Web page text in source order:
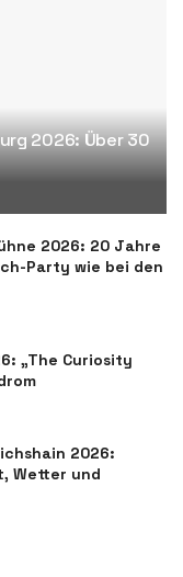
2026: Über 30
2026: 20 Jahre
Party wie bei den
„The Curiosity
2026:
Wetter und